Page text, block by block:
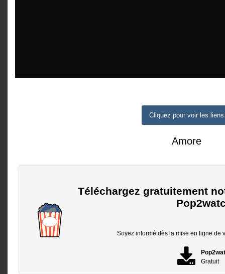
Cliquez pour voir les liens
Amore
Téléchargez gratuitement
Soyez informé dès la mise en ligne de
Gratuit